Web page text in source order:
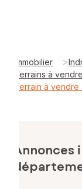
Immobilier >
Terrains à
Terrain à vendre